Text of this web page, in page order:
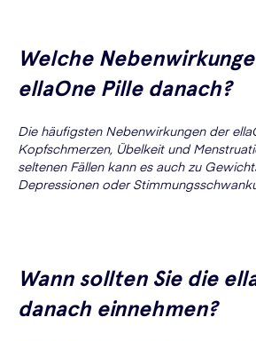
Welche
ellaOne Pille danach?
Die häufigsten Nebenwirkungen der
Kopfschmerzen, Übelkeit und
seltenen Fällen kann es auch zu
Depressionen oder
Wann sollten Sie die
danach einnehmen?